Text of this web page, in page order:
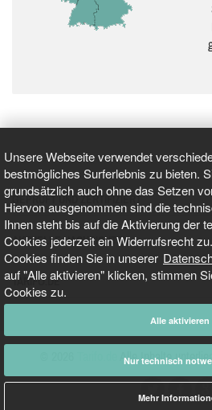
Unsere Webseite verwendet
bestmögliches Surferlebnis zu bieten.
grundsätzlich auch ohne das Setzen
Hiervon ausgenommen sind die
Ihnen steht bis auf die Aktivierung der
Cookies jederzeit ein Widerrufsrecht
Cookies finden Sie in unserer
auf "Alle aktivieren" klicken, stimmen
Cookies zu.
Alle aktivieren
Nur technisch
Mehr
GEPRÜFT UND ZERTIFIZIERT
AKTUELLE NACHRICHTEN
TARIFO.DE
Alle Inhalte